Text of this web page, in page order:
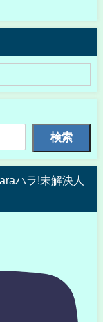
検索
ハラ!未解決人